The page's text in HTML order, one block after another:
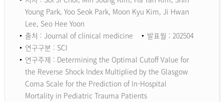
Young Park, Yoo Seok Park, Moon Kyu Kim, Ji Hwan
Lee, Seo Hee Yoon
출처 : Journal of clinical medicine
발표월 : 202504
연구구분 : SCI
연구주제 : Determining the Optimal Cutoff Value for
the Reverse Shock Index Multiplied by the Glasgow
Coma Scale for the Prediction of In-Hospital
Mortality in Pediatric Trauma Patients